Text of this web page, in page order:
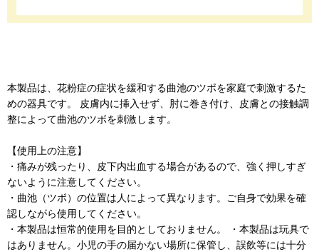
本製品は、花粉症の症状を緩和する曲池のツボを家庭で刺激するた
めの器具です。 皮膚内に挿入せず、肘に巻き付け、皮膚との接触調
整によって曲池のツボを刺激します。
【使用上の注意】
・痛みが残ったり、皮下内出血する場合があるので、強く押しすぎ
ないように注意してください。
・曲池（ツボ）の位置は人によって異なります。ご自身で効果を確
認しながら使用してください。
・本製品は恒常的使用を目的としておりません。 ・本製品は玩具で
はありません。小児の手の届かない場所に保管し、誤飲等には十分